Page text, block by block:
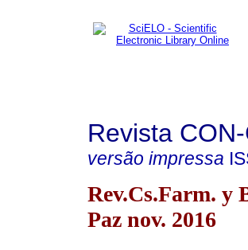
Revista
versão impressa
Rev.Cs.Farm. y
Paz nov. 2016